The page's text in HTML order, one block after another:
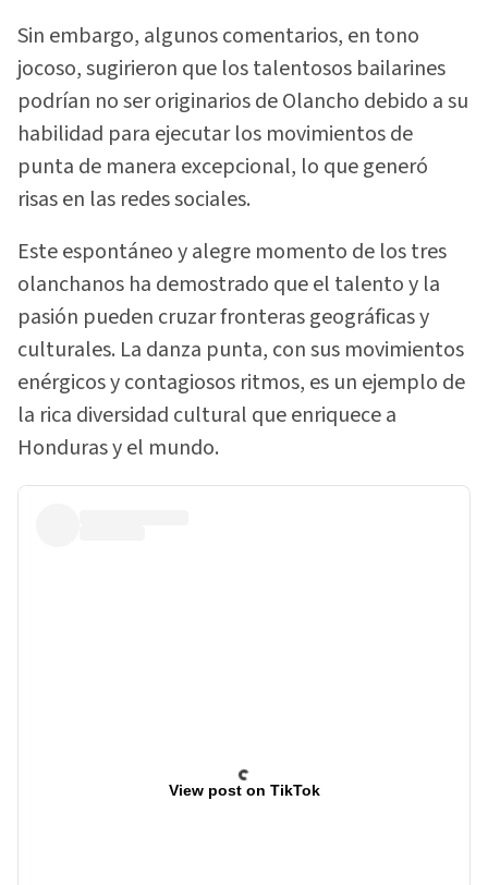
Sin embargo, algunos comentarios, en tono
jocoso, sugirieron que los talentosos bailarines
podrían no ser originarios de Olancho debido a su
habilidad para ejecutar los movimientos de
punta de manera excepcional, lo que generó
risas en las redes sociales.
Este espontáneo y alegre momento de los tres
olanchanos ha demostrado que el talento y la
pasión pueden cruzar fronteras geográficas y
culturales. La danza punta, con sus movimientos
enérgicos y contagiosos ritmos, es un ejemplo de
la rica diversidad cultural que enriquece a
Honduras y el mundo.
View post on TikTok